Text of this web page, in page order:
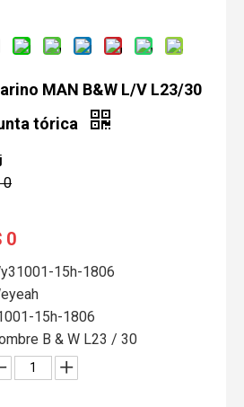
MAN B&W L/V L23/30
tórica
0
0
15h-1806
15h-1806
B & W L23 / 30